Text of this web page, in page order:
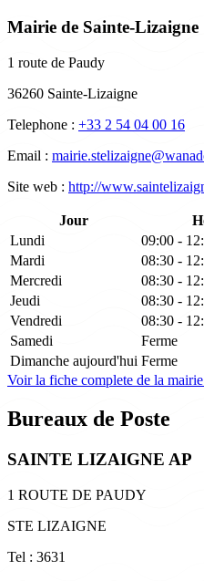
Mairie de Sainte-Lizaigne
1 route de Paudy
36260 Sainte-Lizaigne
Telephone : +33 2 54 04 00 16
Email :
Site web : http://
Jour
Lundi
09:00 -
Mardi
08:30 -
Mercredi
08:30 -
Jeudi
08:30 -
Vendredi
08:30 -
Samedi
Ferme
Dimanche aujourd'hui Ferme
Voir la fiche complete de la
Bureaux de Poste
SAINTE LIZAIGNE AP
1 ROUTE DE PAUDY
STE LIZAIGNE
Tel : 3631